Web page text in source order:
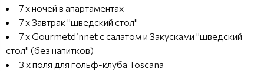
7 x ночей в апартаментах
7 x Завтрак "шведский стол"
7 x Gourmetdinnet с салатом и Закусками "шведский
стол" (без напитков)
3 x поля для гольф-клуба Toscana